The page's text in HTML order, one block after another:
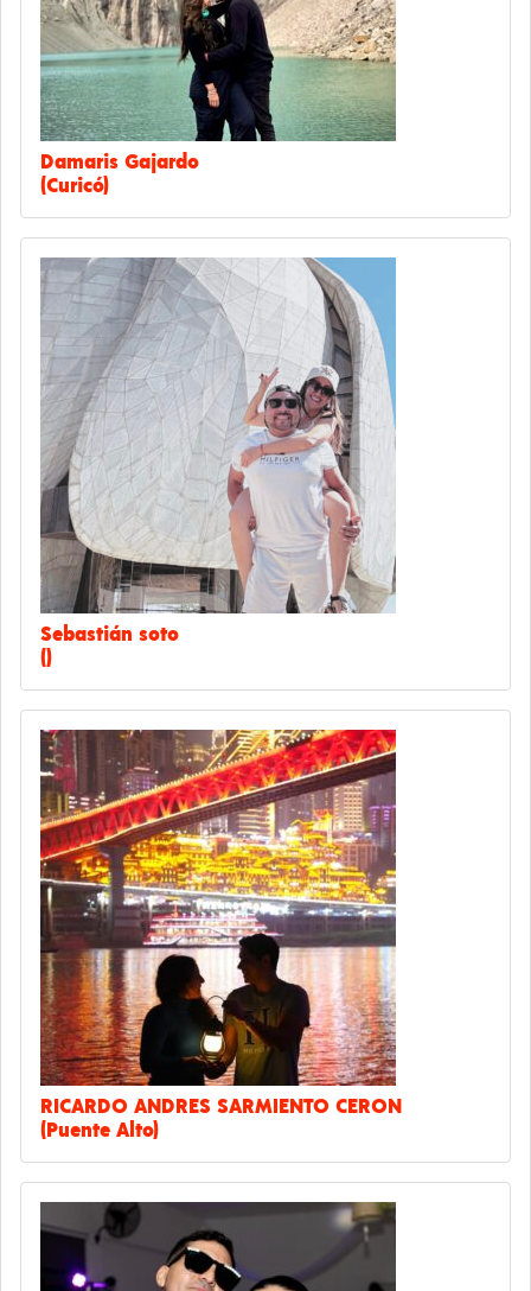
Damaris Gajardo
(Curicó)
Sebastián soto
()
RICARDO ANDRES SARMIENTO CERON
(Puente Alto)